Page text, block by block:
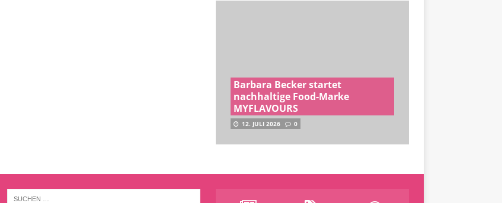
Barbara Becker startet
nachhaltige Food-Marke
MYFLAVOURS
12. JULI 2026 0